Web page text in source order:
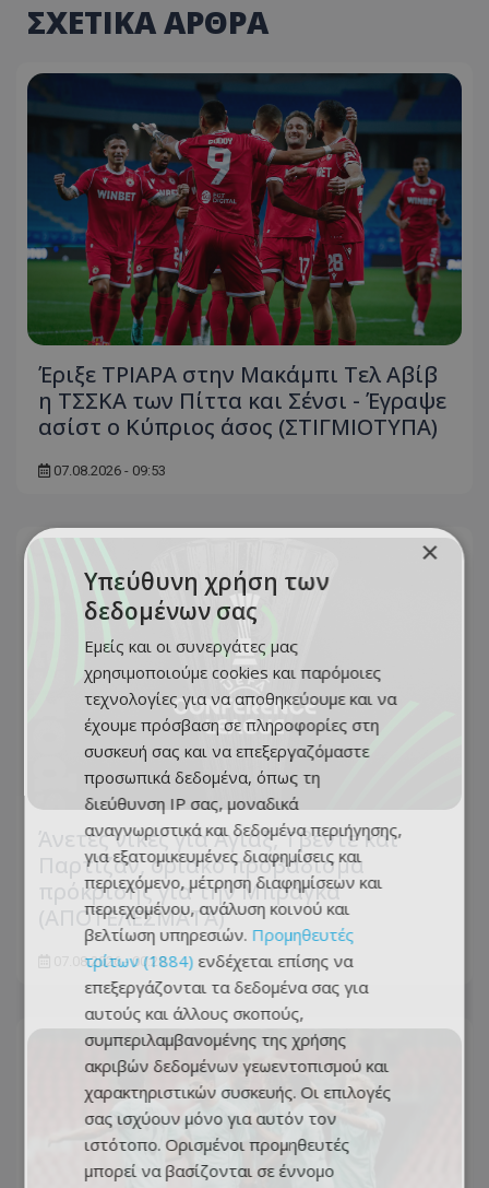
ΣΧΕΤΙΚΑ ΑΡΘΡΑ
Έριξε ΤΡΙΑΡΑ στην Μακάμπι Τελ Αβίβ
η ΤΣΣΚΑ των Πίττα και Σένσι - Έγραψε
ασίστ ο Κύπριος άσος (ΣΤΙΓΜΙΟΤΥΠΑ)
07.08.2026 - 09:53
Άνετες νίκες για Άγιαξ, Τβέντε και
Παρτίζαν, οριακό προβάδισμα
πρόκρισης για την Μπράγκα
(ΑΠΟΤΕΛΕΣΜΑΤΑ)
07.08.2026 - 00:20
×
Υπεύθυνη χρήση των
δεδομένων σας
Εμείς και οι συνεργάτες μας
χρησιμοποιούμε cookies και παρόμοιες
τεχνολογίες για να αποθηκεύουμε και να
έχουμε πρόσβαση σε πληροφορίες στη
συσκευή σας και να επεξεργαζόμαστε
προσωπικά δεδομένα, όπως τη
διεύθυνση IP σας, μοναδικά
αναγνωριστικά και δεδομένα περιήγησης,
για εξατομικευμένες διαφημίσεις και
περιεχόμενο, μέτρηση διαφημίσεων και
περιεχομένου, ανάλυση κοινού και
βελτίωση υπηρεσιών. Προμηθευτές
τρίτων (1884) ενδέχεται επίσης να
επεξεργάζονται τα δεδομένα σας για
αυτούς και άλλους σκοπούς,
συμπεριλαμβανομένης της χρήσης
ακριβών δεδομένων γεωεντοπισμού και
χαρακτηριστικών συσκευής. Οι επιλογές
σας ισχύουν μόνο για αυτόν τον
ιστότοπο. Ορισμένοι προμηθευτές
μπορεί να βασίζονται σε έννομο